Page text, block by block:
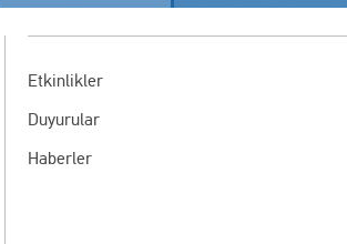
Etkinlikler
Duyurular
Haberler